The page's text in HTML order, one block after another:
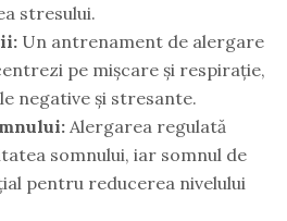
stresului.
Un antrenament de alergare
pe mișcare și respirație,
negative și stresante.
Alergarea regulată
somnului, iar somnul de
pentru reducerea nivelului